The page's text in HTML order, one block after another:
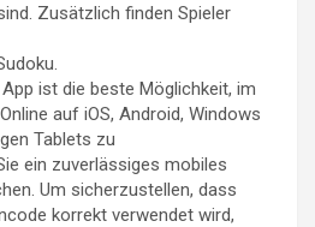
Zusätzlich finden Spieler
ist die beste Möglichkeit, im
auf iOS, Android, Windows
Tablets zu
ein zuverlässiges mobiles
Um sicherzustellen, dass
korrekt verwendet wird,